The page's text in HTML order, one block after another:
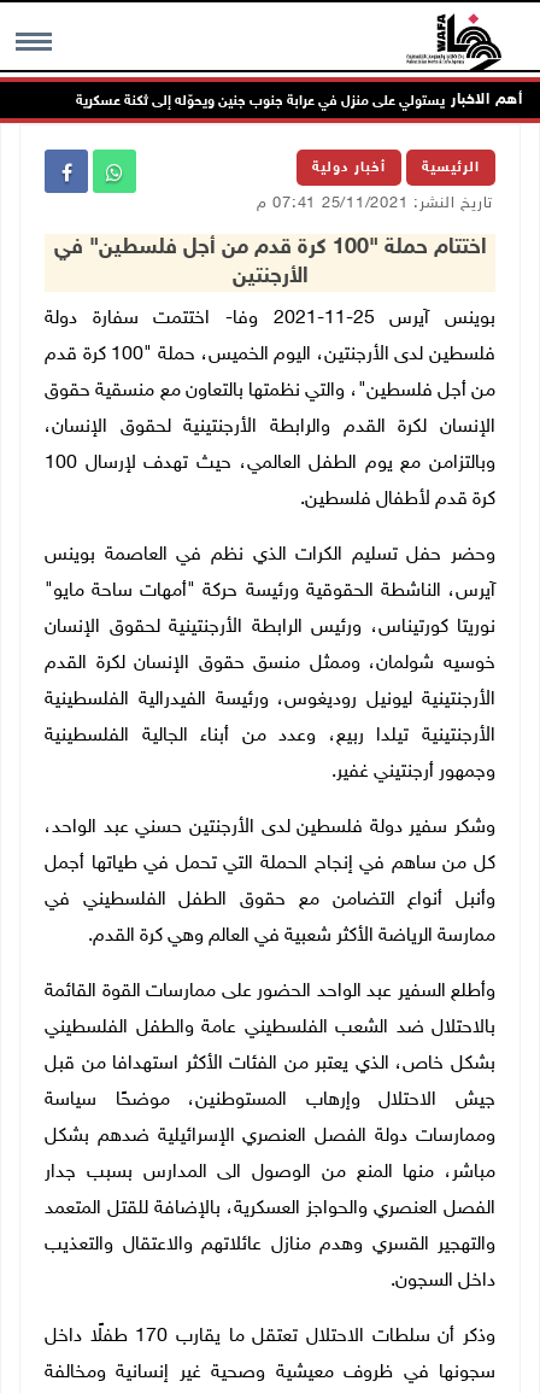
MENU أهم الاخبار
الاحتلال يستولي على منزل في عرابة جنوب جنين ويحوّله إلى ثكنة عسكرية
الرئيسية أخبار دولية
تاريخ النشر: 25/11/2021 07:41 م
اختتام حملة "100 كرة قدم من أجل فلسطين" في
الأرجنتين
بوينس آيرس 25-11-2021 وفا- اختتمت سفارة دولة
فلسطين لدى الأرجنتين، اليوم الخميس، حملة "100 كرة قدم
من أجل فلسطين"، والتي نظمتها بالتعاون مع منسقية حقوق
الإنسان لكرة القدم والرابطة الأرجنتينية لحقوق الإنسان،
وبالتزامن مع يوم الطفل العالمي، حيث تهدف لإرسال 100
كرة قدم لأطفال فلسطين.
وحضر حفل تسليم الكرات الذي نظم في العاصمة بوينس
آيرس، الناشطة الحقوقية ورئيسة حركة "أمهات ساحة مايو"
نوريتا كورتيناس، ورئيس الرابطة الأرجنتينية لحقوق الإنسان
خوسيه شولمان، وممثل منسق حقوق الإنسان لكرة القدم
الأرجنتينية ليونيل روديغوس، ورئيسة الفيدرالية الفلسطينية
الأرجنتينية تيلدا ربيع، وعدد من أبناء الجالية الفلسطينية
وجمهور أرجنتيني غفير.
وشكر سفير دولة فلسطين لدى الأرجنتين حسني عبد الواحد،
كل من ساهم في إنجاح الحملة التي تحمل في طياتها أجمل
وأنبل أنواع التضامن مع حقوق الطفل الفلسطيني في
ممارسة الرياضة الأكثر شعبية في العالم وهي كرة القدم.
وأطلع السفير عبد الواحد الحضور على ممارسات القوة القائمة
بالاحتلال ضد الشعب الفلسطيني عامة والطفل الفلسطيني
بشكل خاص، الذي يعتبر من الفئات الأكثر استهدافا من قبل
جيش الاحتلال وإرهاب المستوطنين، موضحًا سياسة
وممارسات دولة الفصل العنصري الإسرائيلية ضدهم بشكل
مباشر، منها المنع من الوصول الى المدارس بسبب جدار
الفصل العنصري والحواجز العسكرية، بالإضافة للقتل المتعمد
والتهجير القسري وهدم منازل عائلاتهم والاعتقال والتعذيب
داخل السجون.
وذكر أن سلطات الاحتلال تعتقل ما يقارب 170 طفلًا داخل
سجونها في ظروف معيشية وصحية غير إنسانية ومخالفة